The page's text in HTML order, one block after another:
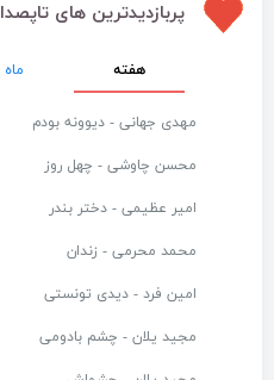
پربازدیدترین های تاپصدا
هفته ماه
مهدی جهانی - دیوونه بودم
محسن چاوشی - چهل روز
امیر عظیمی - دختر بندر
محمد محرمی - زندان
امین فرد - دیدی تونستی
مجید یلان - چشم بادومی